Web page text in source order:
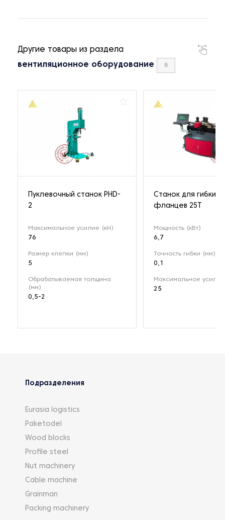
Другие товары из раздела
вентиляционное оборудование 8
Пуклевочный станок PHD-
2
Максимальное усилие (кН)
76
Размер клепки (мм)
5
Обрабатываемая толщина
(мм)
0,5-2
Станок для гибки
фланцев 25Т
Мощность (кВт)
6,7
Точность гибки (мм)
0,1
Максимальное
25
Подразделения
Eurasia logistics
Paketodel
Wood blocks
Profile steel
Nut machinery
Cable machine
Grainman
Packing machinery